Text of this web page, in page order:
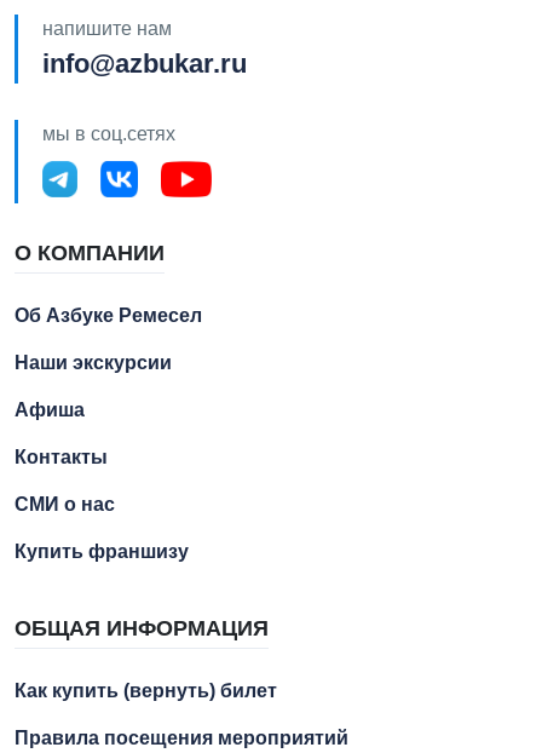
напишите нам
info@azbukar.ru
мы в соц.сетях
О КОМПАНИИ
Об Азбуке Ремесел
Наши экскурсии
Афиша
Контакты
СМИ о нас
Купить франшизу
ОБЩАЯ ИНФОРМАЦИЯ
Как купить (вернуть) билет
Правила посещения мероприятий